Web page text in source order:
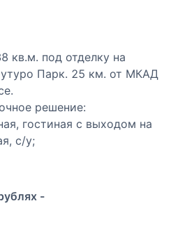
кв.м. под отделку на
Парк. 25 км. от МКАД
решение:
гостиная с выходом на
с/у;
кабинет, с/у;
на эксплуатируемую
-